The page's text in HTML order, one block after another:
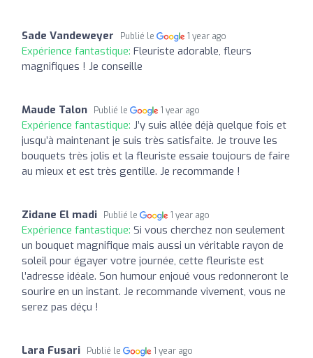
Sade Vandeweyer Publié le 1 year ago
Expérience fantastique: Fleuriste adorable, fleurs
magnifiques ! Je conseille
Maude Talon Publié le 1 year ago
Expérience fantastique: J’y suis allée déjà quelque fois et
jusqu’à maintenant je suis très satisfaite. Je trouve les
bouquets très jolis et la fleuriste essaie toujours de faire
au mieux et est très gentille. Je recommande !
Zidane El madi Publié le 1 year ago
Expérience fantastique: Si vous cherchez non seulement
un bouquet magnifique mais aussi un véritable rayon de
soleil pour égayer votre journée, cette fleuriste est
l’adresse idéale. Son humour enjoué vous redonneront le
sourire en un instant. Je recommande vivement, vous ne
serez pas déçu !
Lara Fusari Publié le 1 year ago